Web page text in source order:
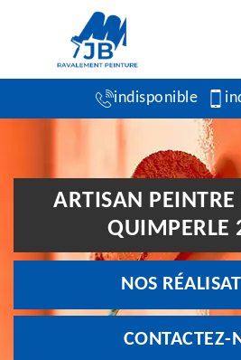
indisponible
ARTISAN
QUIMPERLE
NOS
CONTACTEZ-